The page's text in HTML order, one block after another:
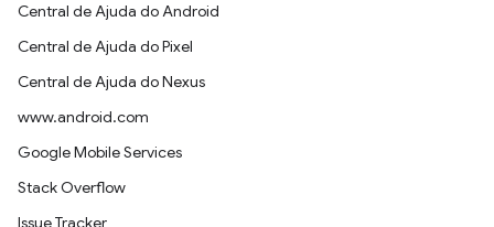
Central de Ajuda do Android
Central de Ajuda do Pixel
Central de Ajuda do Nexus
www.android.com
Google Mobile Services
Stack Overflow
Issue Tracker